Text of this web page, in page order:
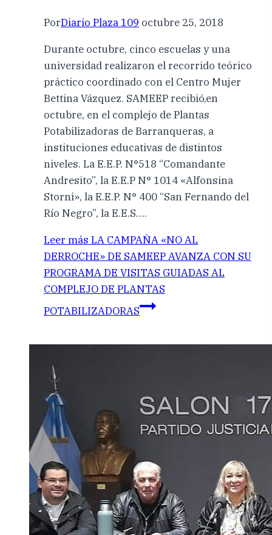
PorDiario Plaza 109 octubre 25, 2018
Durante octubre, cinco escuelas y una
universidad realizaron el recorrido teórico
práctico coordinado con el Centro Mujer
Bettina Vázquez. SAMEEP recibió,en
octubre, en el complejo de Plantas
Potabilizadoras de Barranqueras, a
instituciones educativas de distintos
niveles. La E.E.P. N°518 “Comandante
Andresito”, la E.E.P N° 1014 «Alfonsina
Storni», la E.E.P. N° 400 “San Fernando del
Río Negro”, la E.E.S….
Leer más LA CAMPAÑA «NO AL
DERROCHE» DE SAMEEP AVANZA CON SU
PROGRAMA DE VISITAS GUIADAS AL
COMPLEJO DE PLANTAS
POTABILIZADORAS